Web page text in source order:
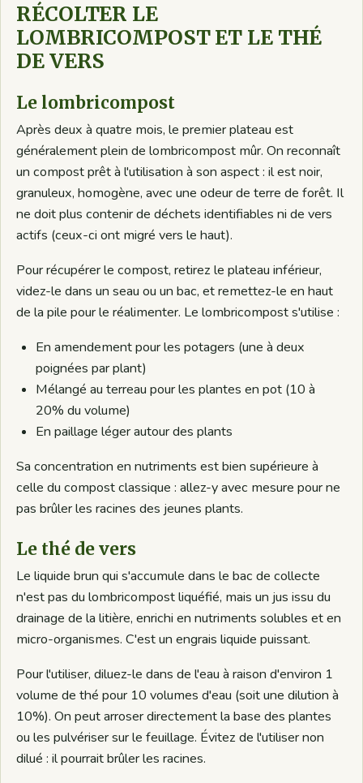
RÉCOLTER LE
LOMBRICOMPOST ET LE THÉ
DE VERS
Le lombricompost
Après deux à quatre mois, le premier plateau est
généralement plein de lombricompost mûr. On reconnaît
un compost prêt à l'utilisation à son aspect : il est noir,
granuleux, homogène, avec une odeur de terre de forêt. Il
ne doit plus contenir de déchets identifiables ni de vers
actifs (ceux-ci ont migré vers le haut).
Pour récupérer le compost, retirez le plateau inférieur,
videz-le dans un seau ou un bac, et remettez-le en haut
de la pile pour le réalimenter. Le lombricompost s'utilise :
En amendement pour les potagers (une à deux
poignées par plant)
Mélangé au terreau pour les plantes en pot (10 à
20% du volume)
En paillage léger autour des plants
Sa concentration en nutriments est bien supérieure à
celle du compost classique : allez-y avec mesure pour ne
pas brûler les racines des jeunes plants.
Le thé de vers
Le liquide brun qui s'accumule dans le bac de collecte
n'est pas du lombricompost liquéfié, mais un jus issu du
drainage de la litière, enrichi en nutriments solubles et en
micro-organismes. C'est un engrais liquide puissant.
Pour l'utiliser, diluez-le dans de l'eau à raison d'environ 1
volume de thé pour 10 volumes d'eau (soit une dilution à
10%). On peut arroser directement la base des plantes
ou les pulvériser sur le feuillage. Évitez de l'utiliser non
dilué : il pourrait brûler les racines.